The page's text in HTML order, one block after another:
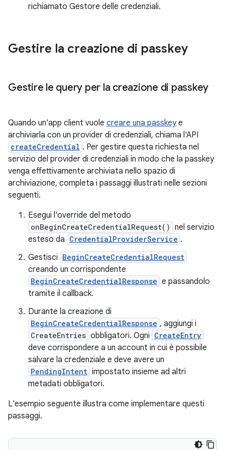
richiamato Gestore delle credenziali.
Gestire la creazione di passkey
Gestire le query per la creazione di passkey
Quando un'app client vuole creare una passkeye
archiviarla con un provider di credenziali, chiama l'API
createCredential . Per gestire questa richiesta nel
servizio del provider di credenziali in modo che la passkey
venga effettivamente archiviata nello spazio di
archiviazione, completa i passaggi illustrati nelle sezioni
seguenti.
Esegui l'override del metodo
onBeginCreateCredentialRequest() nel servizio
esteso da CredentialProviderService .
Gestisci BeginCreateCredentialRequest
creando un corrispondente
BeginCreateCredentialResponse e passandolo
tramite il callback.
Durante la creazione di
BeginCreateCredentialResponse , aggiungi i
CreateEntries obbligatori. Ogni CreateEntry
deve corrispondere a un account in cui è possibile
salvare la credenziale e deve avere un
PendingIntent impostato insieme ad altri
metadati obbligatori.
L'esempio seguente illustra come implementare questi
passaggi.